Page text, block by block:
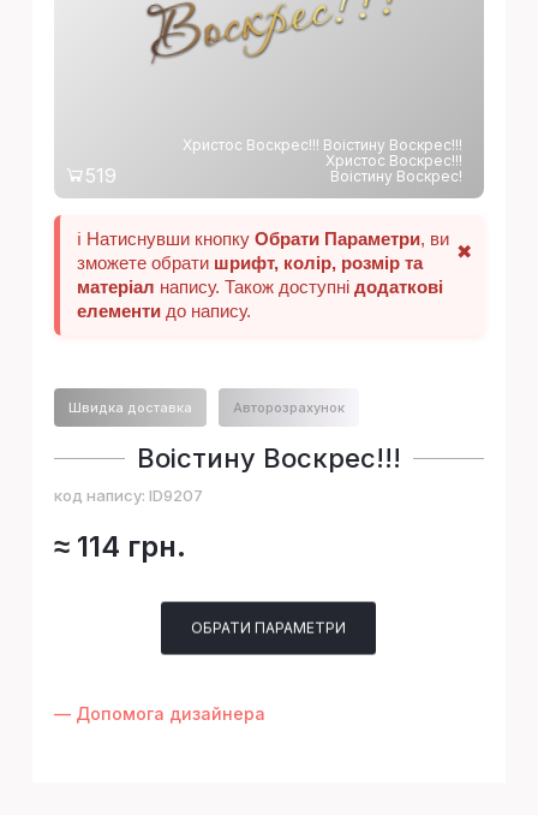
Христос Воскрес!!! Воістину Воскрес!!!
Христос Воскрес!!!
Воістину Воскрес!
519
✖
ℹ️ Натиснувши кнопку Обрати Параметри, ви
зможете обрати шрифт, колір, розмір та
матеріал напису. Також доступні додаткові
елементидо напису.
Швидка доставка Авторозрахунок
Воістину Воскрес!!!
код напису: ID9207
≈ 114 грн.
ОБРАТИ ПАРАМЕТРИ
— Допомога дизайнера